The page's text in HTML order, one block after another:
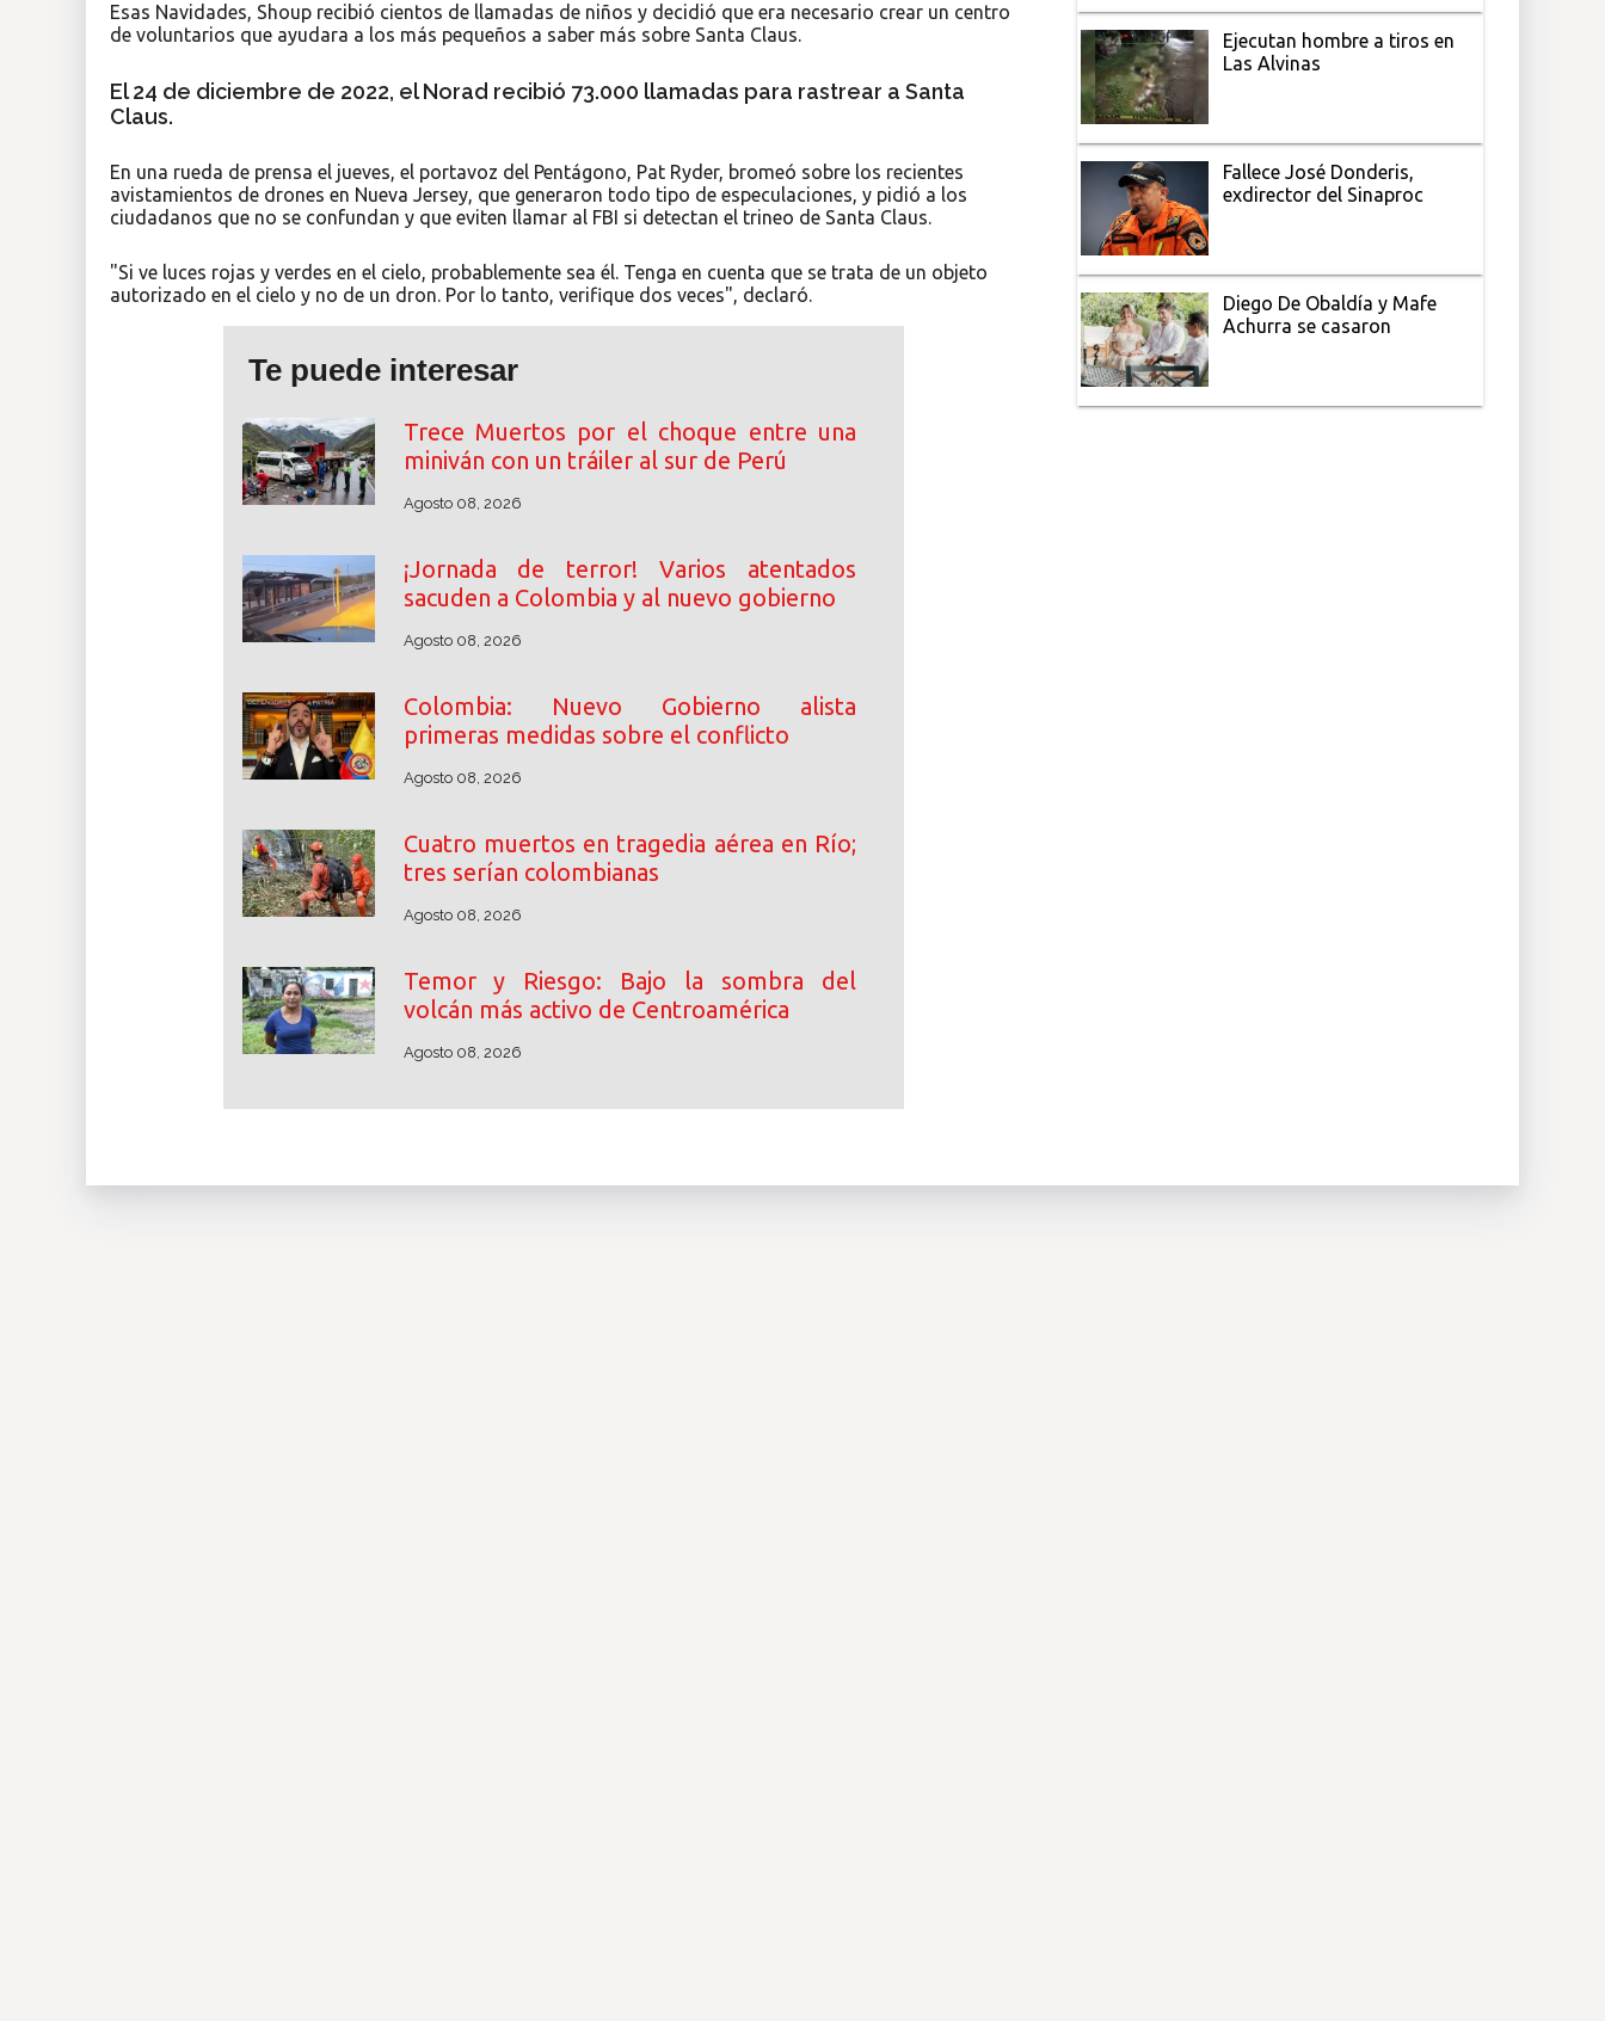
Esas Navidades, Shoup recibió cientos de llamadas de niños y decidió que era necesario crear un centro
de voluntarios que ayudara a los más pequeños a saber más sobre Santa Claus.
El 24 de diciembre de 2022, el Norad recibió 73.000 llamadas para rastrear a Santa
Claus.
En una rueda de prensa el jueves, el portavoz del Pentágono, Pat Ryder, bromeó sobre los recientes
avistamientos de drones en Nueva Jersey, que generaron todo tipo de especulaciones, y pidió a los
ciudadanos que no se confundan y que eviten llamar al FBI si detectan el trineo de Santa Claus.
"Si ve luces rojas y verdes en el cielo, probablemente sea él. Tenga en cuenta que se trata de un objeto
autorizado en el cielo y no de un dron. Por lo tanto, verifique dos veces", declaró.
Te puede interesar
Trece Muertos por el choque entre una
miniván con un tráiler al sur de Perú
Agosto 08, 2026
¡Jornada de terror! Varios atentados
sacuden a Colombia y al nuevo gobierno
Agosto 08, 2026
Colombia: Nuevo Gobierno alista
primeras medidas sobre el conflicto
Agosto 08, 2026
Cuatro muertos en tragedia aérea en Río;
tres serían colombianas
Agosto 08, 2026
Temor y Riesgo: Bajo la sombra del
volcán más activo de Centroamérica
Agosto 08, 2026
Ejecutan hombre a tiros en
Las Alvinas
Fallece José Donderis,
exdirector del Sinaproc
Diego De Obaldía y Mafe
Achurra se casaron